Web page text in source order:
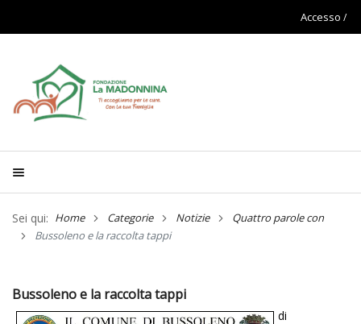
Accesso
Sei qui: Home Categorie Notizie
Quattro parole con
Bussoleno e la raccolta tappi
Bussoleno e la raccolta tappi
di